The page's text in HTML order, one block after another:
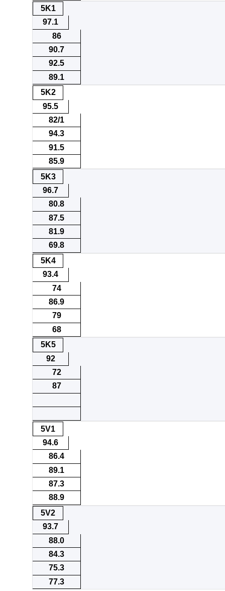
5K1
97.1
86
90.7
92.5
89.1
5K2
95.5
82/1
94.3
91.5
85.9
5K3
96.7
80.8
87.5
81.9
69.8
5K4
93.4
74
86.9
79
68
5K5
92
72
87
5V1
94.6
86.4
89.1
87.3
88.9
5V2
93.7
88.0
84.3
75.3
77.3